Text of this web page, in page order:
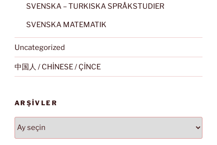
SVENSKA – TURKISKA SPRÅKSTUDIER
SVENSKA MATEMATIK
Uncategorized
中国人 / CHİNESE / ÇİNCE
ARŞIVLER